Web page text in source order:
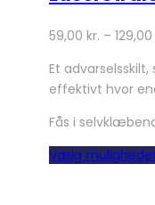
59,00 kr. – 129,00
Et
effektivt hvor
Fås i
Vælg